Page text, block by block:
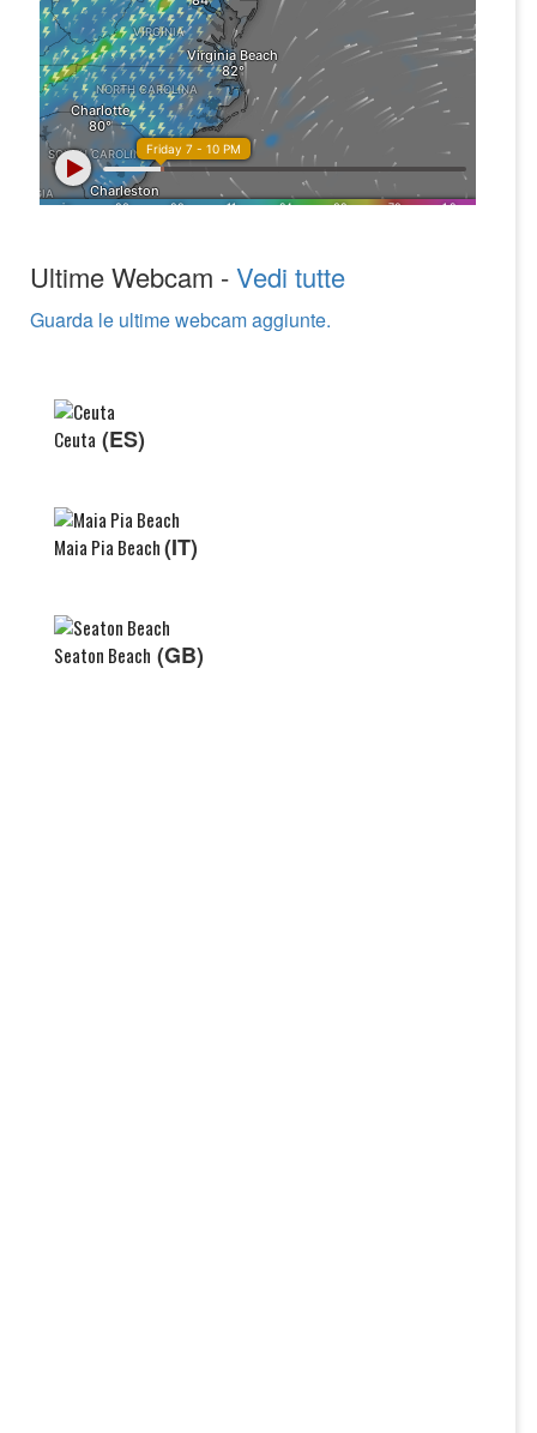
Ultime Webcam -Vedi tutte
Guarda le ultime webcam aggiunte.
Ceuta (ES)
Maia Pia Beach(IT)
Seaton Beach (GB)